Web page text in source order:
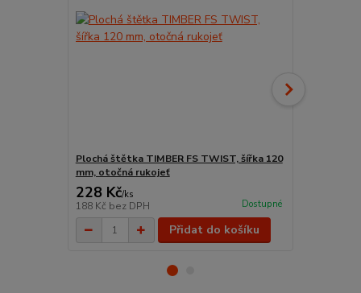
Plochá štětka TIMBER FS TWIST, šířka 120
mm, otočná rukojeť
228 Kč/ks
188 Kč bez DPH Dostupné
Přidat do košíku